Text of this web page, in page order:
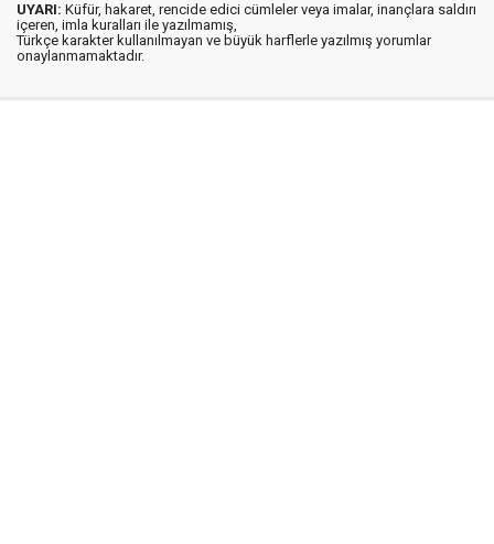
UYARI: Küfür, hakaret, rencide edici cümleler veya imalar, inançlara saldırı
içeren, imla kuralları ile yazılmamış,
Türkçe karakter kullanılmayan ve büyük harflerle yazılmış yorumlar
onaylanmamaktadır.